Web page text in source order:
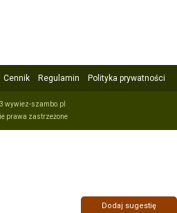
Cennik Regulamin Polityka prywatności
wywiez-szambo.pl
prawa zastrzeżone
Dodaj sugestię